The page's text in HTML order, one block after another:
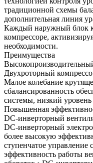
традиционной схемы
дополнительная линия
Каждый наружный блок
компрессоре,
необходимости.
Преимущества
Двухроторный
Малое колебание
сбалансированность
системы, низкий
Повышенная
DC-инверторный
DC-инверторный
более высокую
ступенчатое управление
эффективность работы